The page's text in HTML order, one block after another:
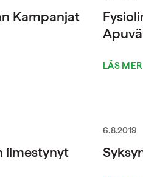
Kampanjat
LÄS MER
ilmestynyt
6.8.2019